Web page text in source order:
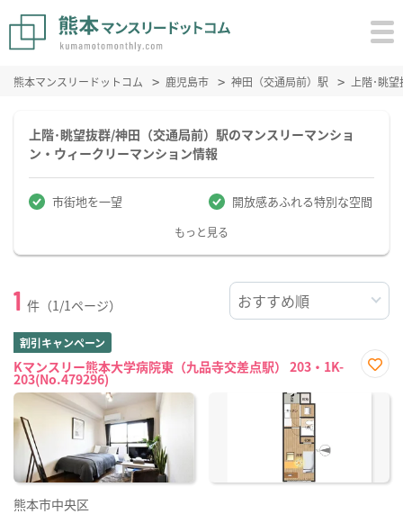
熊本マンスリードットコム 鹿児島市 神田（交通局前）駅 上階･眺
上階･眺望抜群/神田（交通局前）駅のマンスリーマンショ
ン・ウィークリーマンション情報
市街地を一望 開放感あふれる特別な空間
もっと見る
1 件（1/1ページ）
割引キャンペーン
Kマンスリー熊本大学病院東（九品寺交差点駅） 203・1K-
203(No.479296)
に入
熊本市中央区